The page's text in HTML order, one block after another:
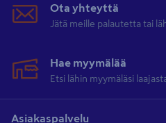
Ota yhteyttä
Jätä meille palautetta tai
Hae myymälää
Etsi lähin myymäläsi
Asiakaspalvelu